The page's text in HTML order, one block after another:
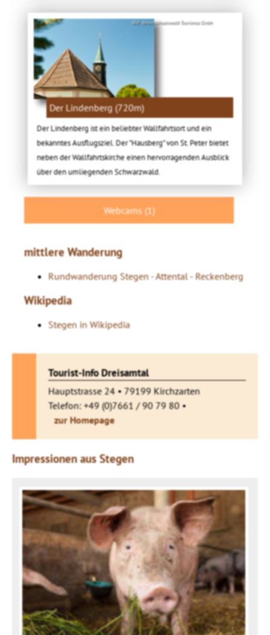
Bild: ©Hochschwarzwald Tourismus Gmbh
Der Lindenberg (720m)
Der Lindenberg ist ein beliebter Wallfahrtsort und ein
bekanntes Ausflugsziel. Der "Hausberg" von St. Peter bietet
neben der Wallfahrtskirche einen hervorragenden Ausblick
über den umliegenden Schwarzwald.
Webcams (1)
mittlere Wanderung
Rundwanderung Stegen - Attental - Reckenberg
Wikipedia
Stegen in Wikipedia
Tourist-Info Dreisamtal
Hauptstrasse 24 • 79199 Kirchzarten
Telefon: +49 (0)7661 / 90 79 80 •
zur Homepage
Impressionen aus Stegen